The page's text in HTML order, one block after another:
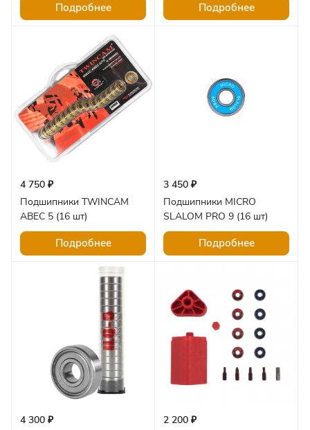
Подробнее Подробнее
4 750 ₽
Подшипники TWINCAM
ABEC 5 (16 шт)
Подробнее
3 450 ₽
Подшипники MICRO
SLALOM PRO 9 (16 шт)
Подробнее
4 300 ₽
2 200 ₽